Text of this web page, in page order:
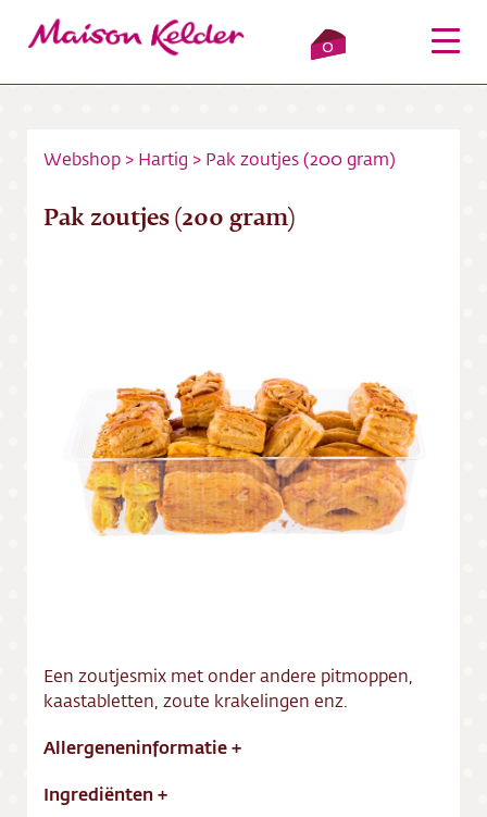
0
Inloggen
Bezorging
Contact
Vacatures
Webshop > Hartig > Pak zoutjes (200 gram)
Pak zoutjes (200 gram)
Een zoutjesmix met onder andere pitmoppen,
kaastabletten, zoute krakelingen enz.
Allergeneninformatie+
Ingrediënten +